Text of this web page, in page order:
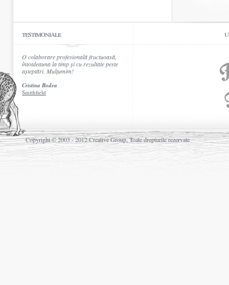
testimoniale
O colaborare profesională fructuoasă,
întotdeauna la timp și cu rezultate peste
așteptări. Mulțumim!
Cristina Bodea
Smithfield
Copyright © 2003 - 2012 Creative Group, Toate drepturile rezervate